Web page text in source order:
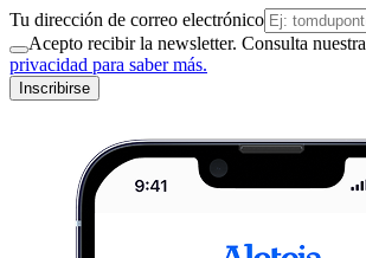
Tu dirección de correo electrónico
Acepto recibir la newsletter. Consulta nuestra
privacidad para saber más.
Inscribirse